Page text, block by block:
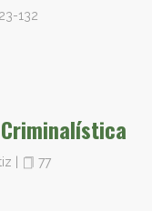
132
77